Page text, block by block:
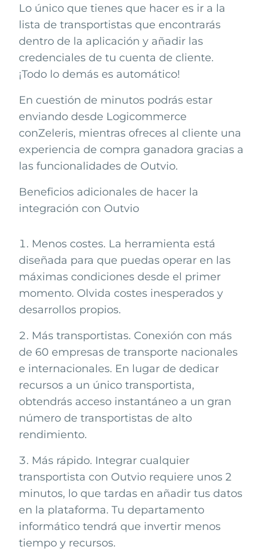
Lo único que tienes que hacer es ir a la
lista de transportistas que encontrarás
dentro de la aplicación y añadir las
credenciales de tu cuenta de cliente.
¡Todo lo demás es automático!
En cuestión de minutos podrás estar
enviando desde Logicommerce
conZeleris, mientras ofreces al cliente una
experiencia de compra ganadora gracias a
las funcionalidades de Outvio.
Beneficios adicionales de hacer la
integración con Outvio
Menos costes. La herramienta está
diseñada para que puedas operar en las
máximas condiciones desde el primer
momento. Olvida costes inesperados y
desarrollos propios.
Más transportistas. Conexión con más
de 60 empresas de transporte nacionales
e internacionales. En lugar de dedicar
recursos a un único transportista,
obtendrás acceso instantáneo a un gran
número de transportistas de alto
rendimiento.
Más rápido. Integrar cualquier
transportista con Outvio requiere unos 2
minutos, lo que tardas en añadir tus datos
en la plataforma. Tu departamento
informático tendrá que invertir menos
tiempo y recursos.